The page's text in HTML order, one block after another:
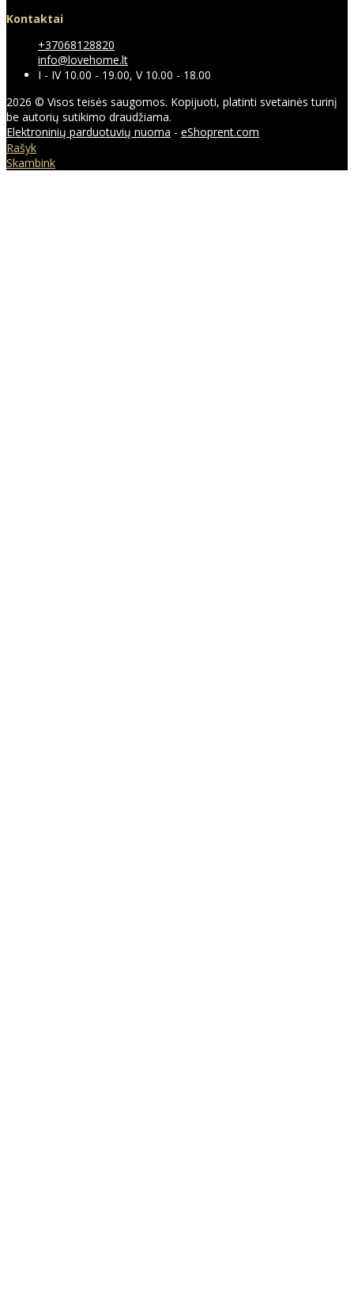
Kontaktai
+37068128820
info@lovehome.lt
I - IV 10.00 - 19.00, V 10.00 - 18.00
2026 © Visos teisės saugomos. Kopijuoti, platinti svetainės turinį
be autorių sutikimo draudžiama.
Elektroninių parduotuvių nuoma - eShoprent.com
Rašyk
Skambink